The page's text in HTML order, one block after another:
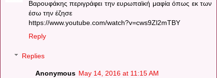
Βαρουφάκης περιγράφει την ευρωπαϊκή μαφία όπως εκ των
έσω την έζησε
https://www.youtube.com/watch?v=cws9Zl2mTBY
Reply
Replies
Anonymous May 14, 2016 at 11:15 AM